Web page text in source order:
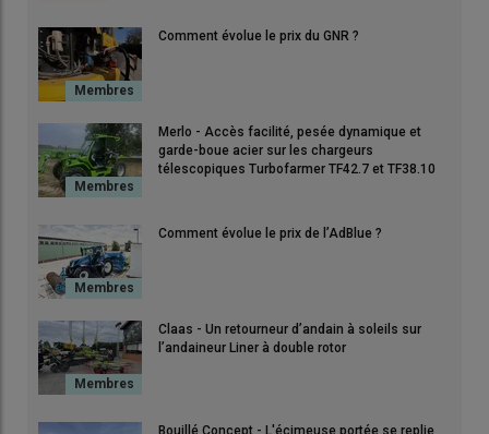
Comment évolue le prix du GNR ?
Merlo - Accès facilité, pesée dynamique et
garde-boue acier sur les chargeurs
télescopiques Turbofarmer TF42.7 et TF38.10
Comment évolue le prix de l’AdBlue ?
Claas - Un retourneur d’andain à soleils sur
l’andaineur Liner à double rotor
Bouillé Concept - L'écimeuse portée se replie